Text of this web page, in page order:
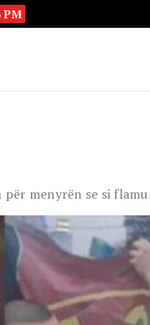
PM
menyrën se si